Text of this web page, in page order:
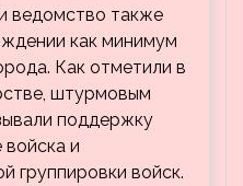
ведомство также
как минимум
Как отметили в
штурмовым
поддержку
и
группировки войск.